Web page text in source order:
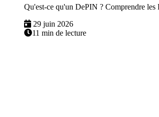
Qu'est-ce qu'un DePIN ? Comprendre
29 juin 2026
11 min de lecture